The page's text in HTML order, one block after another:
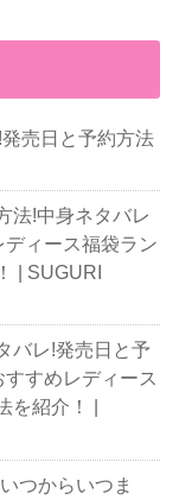
売日と予約方法
法!中身ネタバレ
ィース福袋ラン
| SUGURI
バレ!発売日と予
すめレディース
紹介！ |
つからいつま